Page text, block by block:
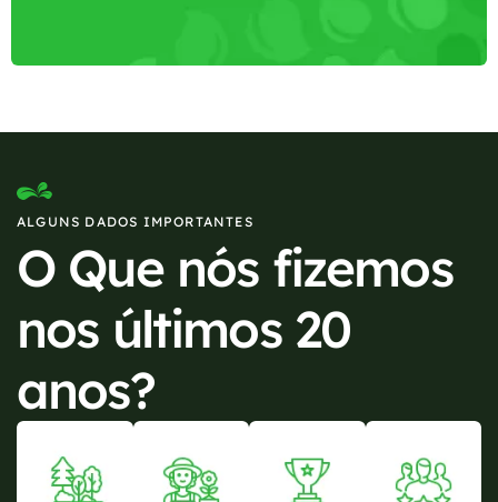
ALGUNS DADOS IMPORTANTES
O Que nós fizemos
nos últimos 20
anos?